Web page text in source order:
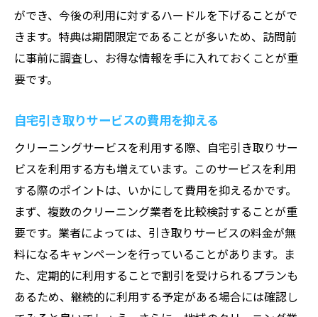
ができ、今後の利用に対するハードルを下げることがで
きます。特典は期間限定であることが多いため、訪問前
に事前に調査し、お得な情報を手に入れておくことが重
要です。
自宅引き取りサービスの費用を抑える
クリーニングサービスを利用する際、自宅引き取りサー
ビスを利用する方も増えています。このサービスを利用
する際のポイントは、いかにして費用を抑えるかです。
まず、複数のクリーニング業者を比較検討することが重
要です。業者によっては、引き取りサービスの料金が無
料になるキャンペーンを行っていることがあります。ま
た、定期的に利用することで割引を受けられるプランも
あるため、継続的に利用する予定がある場合には確認し